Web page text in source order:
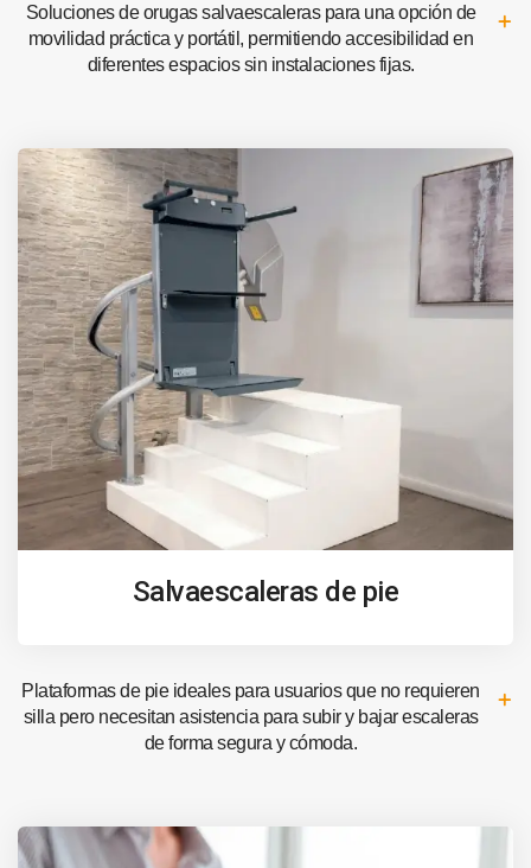
Soluciones de orugas salvaescaleras para una opción de
movilidad práctica y portátil, permitiendo accesibilidad en
diferentes espacios sin instalaciones fijas.
Salvaescaleras de pie
Plataformas de pie ideales para usuarios que no requieren
silla pero necesitan asistencia para subir y bajar escaleras
de forma segura y cómoda.